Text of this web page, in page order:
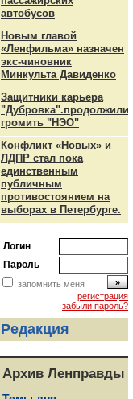
автобусов
Новым главой
«Ленфильма» назначен
экс-чиновник
Минкульта Давиденко
Защитники карьера
"Дубровка".продолжили
громить "НЭО"
Конфликт «Новых» и
ЛДПР стал пока
единственным
публичным
противостоянием на
выборах в Петербурге.
Логин
Пароль
запомнить меня
регистрация
забыли пароль?
Редакция
Архив Ленправды